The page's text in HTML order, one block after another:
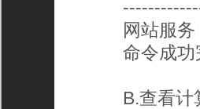
网站服务
命令成功
B.查看计算